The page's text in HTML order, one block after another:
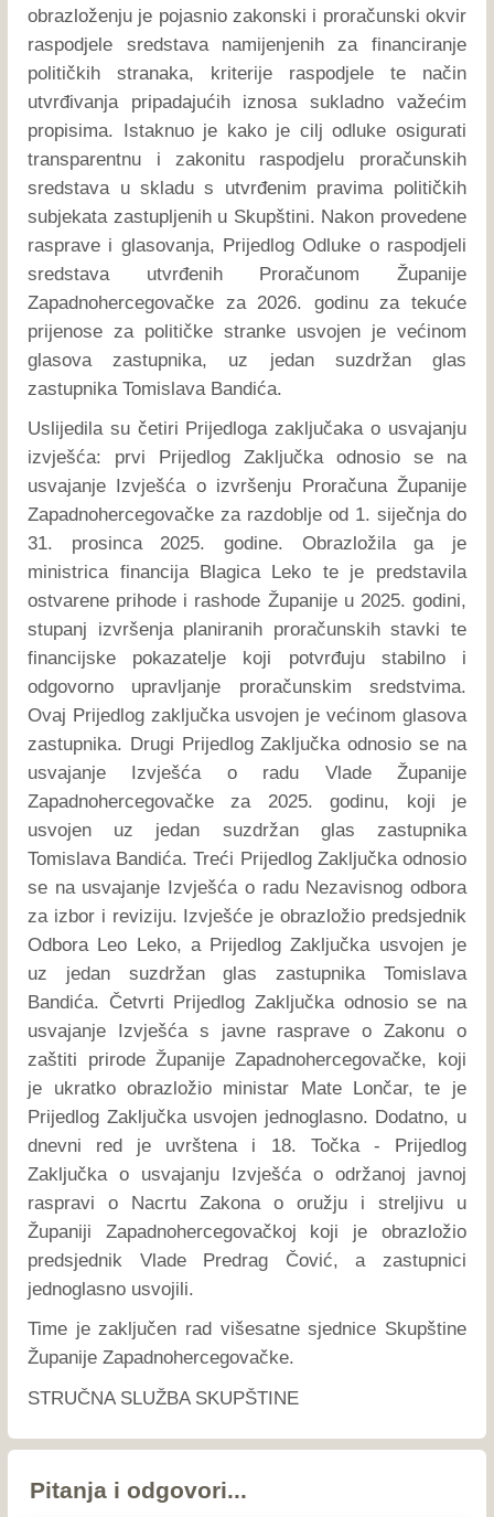
obrazloženju je pojasnio zakonski i proračunski okvir
raspodjele sredstava namijenjenih za financiranje
političkih stranaka, kriterije raspodjele te način
utvrđivanja pripadajućih iznosa sukladno važećim
propisima. Istaknuo je kako je cilj odluke osigurati
transparentnu i zakonitu raspodjelu proračunskih
sredstava u skladu s utvrđenim pravima političkih
subjekata zastupljenih u Skupštini. Nakon provedene
rasprave i glasovanja, Prijedlog Odluke o raspodjeli
sredstava utvrđenih Proračunom Županije
Zapadnohercegovačke za 2026. godinu za tekuće
prijenose za političke stranke usvojen je većinom
glasova zastupnika, uz jedan suzdržan glas
zastupnika Tomislava Bandića.
Uslijedila su četiri Prijedloga zaključaka o usvajanju
izvješća: prvi Prijedlog Zaključka odnosio se na
usvajanje Izvješća o izvršenju Proračuna Županije
Zapadnohercegovačke za razdoblje od 1. siječnja do
31. prosinca 2025. godine. Obrazložila ga je
ministrica financija Blagica Leko te je predstavila
ostvarene prihode i rashode Županije u 2025. godini,
stupanj izvršenja planiranih proračunskih stavki te
financijske pokazatelje koji potvrđuju stabilno i
odgovorno upravljanje proračunskim sredstvima.
Ovaj Prijedlog zaključka usvojen je većinom glasova
zastupnika. Drugi Prijedlog Zaključka odnosio se na
usvajanje Izvješća o radu Vlade Županije
Zapadnohercegovačke za 2025. godinu, koji je
usvojen uz jedan suzdržan glas zastupnika
Tomislava Bandića. Treći Prijedlog Zaključka odnosio
se na usvajanje Izvješća o radu Nezavisnog odbora
za izbor i reviziju. Izvješće je obrazložio predsjednik
Odbora Leo Leko, a Prijedlog Zaključka usvojen je
uz jedan suzdržan glas zastupnika Tomislava
Bandića. Četvrti Prijedlog Zaključka odnosio se na
usvajanje Izvješća s javne rasprave o Zakonu o
zaštiti prirode Županije Zapadnohercegovačke, koji
je ukratko obrazložio ministar Mate Lončar, te je
Prijedlog Zaključka usvojen jednoglasno. Dodatno, u
dnevni red je uvrštena i 18. Točka - Prijedlog
Zaključka o usvajanju Izvješća o održanoj javnoj
raspravi o Nacrtu Zakona o oružju i streljivu u
Županiji Zapadnohercegovačkoj koji je obrazložio
predsjednik Vlade Predrag Čović, a zastupnici
jednoglasno usvojili.
Time je zaključen rad višesatne sjednice Skupštine
Županije Zapadnohercegovačke.
STRUČNA SLUŽBA SKUPŠTINE
Pitanja i odgovori...